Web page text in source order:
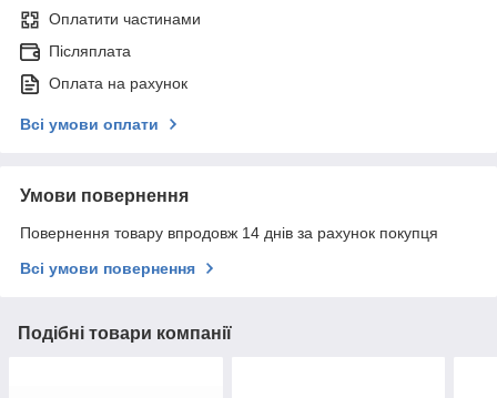
Оплатити частинами
Післяплата
Оплата на рахунок
Всі умови оплати
Умови повернення
Повернення товару впродовж 14 днів за рахунок покупця
Всі умови повернення
Подібні товари компанії